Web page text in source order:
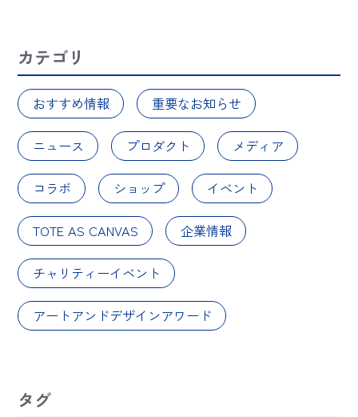
カテゴリ
おすすめ情報 重要なお知らせ
ニュース プロダクト メディア
コラボ ショップ イベント
TOTE AS CANVAS 企業情報
チャリティーイベント
アートアンドデザインアワード
タグ